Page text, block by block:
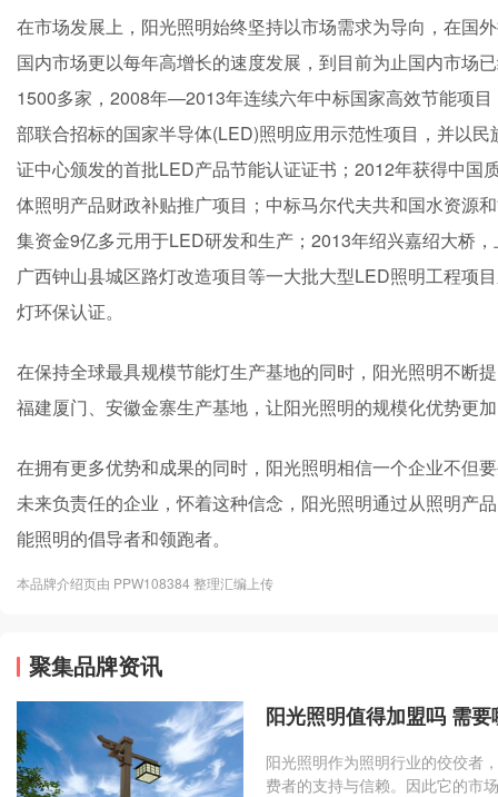
在市场发展上，阳光照明始终坚持以市场需求为导向，在国
国内市场更以每年高增长的速度发展，到目前为止国内市场
1500多家，2008年—2013年连续六年中标国家高效节能项
部联合招标的国家半导体(LED)照明应用示范性项目，并以
证中心颁发的首批LED产品节能认证证书；2012年获得中
体照明产品财政补贴推广项目；中标马尔代夫共和国水资源
集资金9亿多元用于LED研发和生产；2013年绍兴嘉绍大桥
广西钟山县城区路灯改造项目等一大批大型LED照明工程项
灯环保认证。
在保持全球最具规模节能灯生产基地的同时，阳光照明不断
福建厦门、安徽金寨生产基地，让阳光照明的规模化优势更
在拥有更多优势和成果的同时，阳光照明相信一个企业不但
未来负责任的企业，怀着这种信念，阳光照明通过从照明产
能照明的倡导者和领跑者。
本品牌介绍页由 PPW108384 整理汇编上传
聚集品牌资讯
阳光照明值得加盟吗 需
阳光照明作为照明行业的佼佼者
费者的支持与信赖。因此它的市